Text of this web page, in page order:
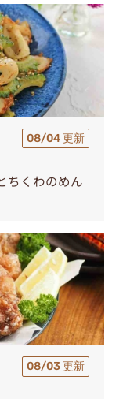
08/04 更新
ちくわのめん
08/03 更新